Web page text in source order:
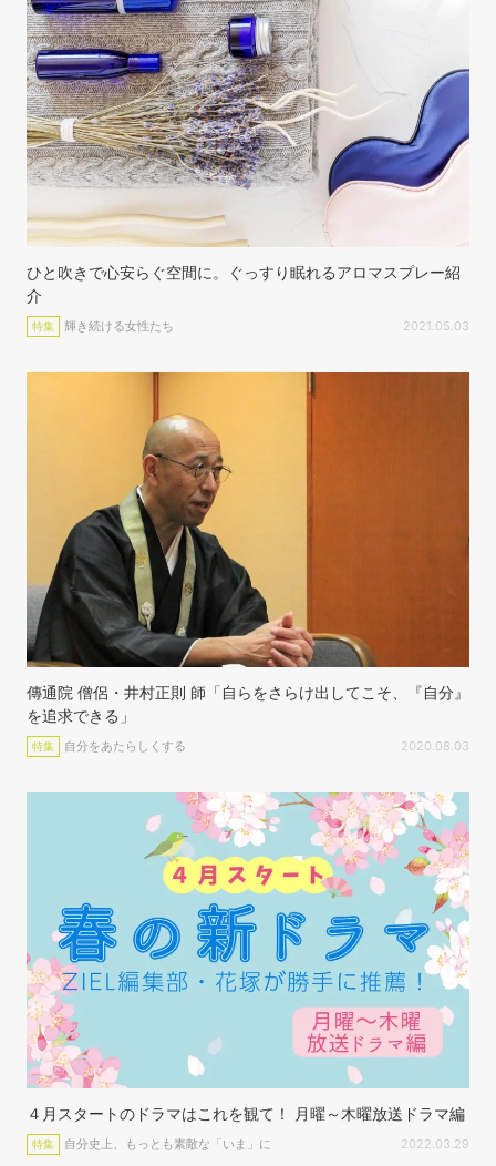
ひと吹きで心安らぐ空間に。ぐっすり眠れるアロマスプレー紹
介
特集 輝き続ける女性たち 2021.05.03
傳通院 僧侶・井村正則 師「自らをさらけ出してこそ、『自分』
を追求できる」
特集 自分をあたらしくする 2020.08.03
４月スタートのドラマはこれを観て！ 月曜～木曜放送ドラマ編
特集 自分史上、もっとも素敵な「いま」に 2022.03.29